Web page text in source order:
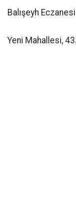
Balışeyh Eczanesi
Yeni Mahallesi,